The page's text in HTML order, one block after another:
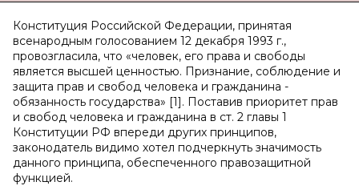
Конституция Российской Федерации, принятая
всенародным голосованием 12 декабря 1993 г.,
провозгласила, что «человек, его права и свободы
является высшей ценностью. Признание, соблюдение и
защита прав и свобод человека и гражданина -
обязанность государства» [1]. Поставив приоритет прав
и свобод человека и гражданина в ст. 2 главы 1
Конституции РФ впереди других принципов,
законодатель видимо хотел подчеркнуть значимость
данного принципа, обеспеченного правозащитной
функцией.